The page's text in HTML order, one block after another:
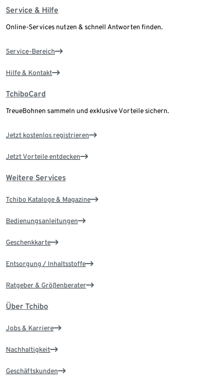
Service & Hilfe
Online-Services nutzen & schnell Antworten finden.
Service-Bereich
Hilfe & Kontakt
TchiboCard
TreueBohnen sammeln und exklusive Vorteile sichern.
Jetzt kostenlos registrieren
Jetzt Vorteile entdecken
Weitere Services
Tchibo Kataloge & Magazine
Bedienungsanleitungen
Geschenkkarte
Entsorgung / Inhaltsstoffe
Ratgeber & Größenberater
Über Tchibo
Jobs & Karriere
Nachhaltigkeit
Geschäftskunden